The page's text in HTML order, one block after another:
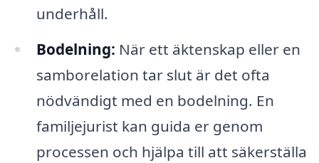
underhåll.
Bodelning: När ett äktenskap eller en
samborelation tar slut är det ofta
nödvändigt med en bodelning. En
familjejurist kan guida er genom
processen och hjälpa till att säkerställa